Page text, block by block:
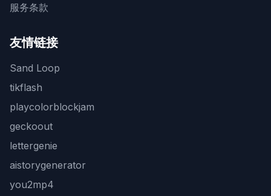
服务条款
友情链接
Sand Loop
tikflash
playcolorblockjam
geckoout
lettergenie
aistorygenerator
you2mp4